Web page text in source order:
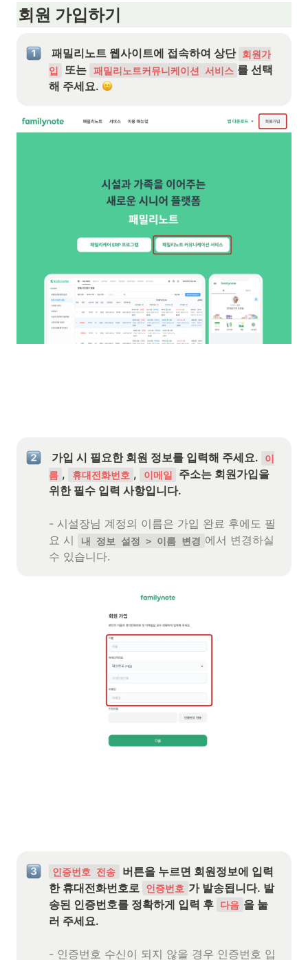
회원 가입하기
패밀리노트 웹사이트에 접속하여 상단 회원가
입
또는 패밀리노트커뮤니케이션 서비스 를 선택
해 주세요.
가입 시 필요한 회원 정보를 입력해 주세요.
이
름 , 휴대전화번호 , 이메일
주소는 회원가입을
- 시설장님 계정의 이름은 가입 완료 후에도 필
요 시
내 정보 설정 > 이름 변경 에서 변경하실
수 있습니다.
인증번호 전송
버튼을 누르면 회원정보에 입력
한 휴대전화번호로
인증번호 가 발송됩니다. 발
송된 인증번호를 정확하게 입력 후
다음 을 눌
러 주세요.
- 인증번호 수신이 되지 않을 경우 인증번호 입